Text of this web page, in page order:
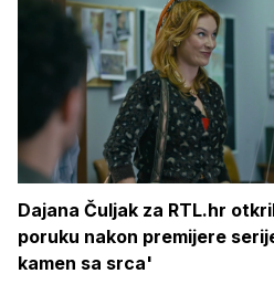
Dajana Čuljak za RTL.hr
poruku nakon premijere
kamen sa srca'